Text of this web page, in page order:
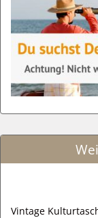
Vintage